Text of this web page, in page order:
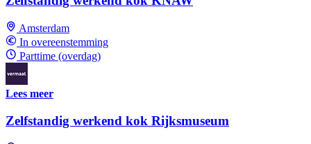
Amsterdam
In overeenstemming
Parttime (overdag)
Lees meer
Zelfstandig werkend kok Rijksmuseum